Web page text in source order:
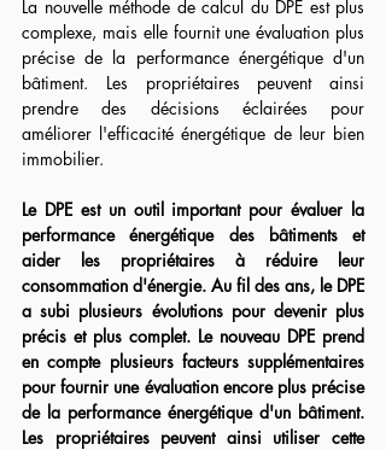
La nouvelle méthode de calcul du DPE est plus
complexe, mais elle fournit une évaluation plus
précise de la performance énergétique d'un
bâtiment. Les propriétaires peuvent ainsi
prendre des décisions éclairées pour
améliorer l'efficacité énergétique de leur bien
immobilier.
Le DPE est un outil important pour évaluer la
performance énergétique des bâtiments et
aider les propriétaires à réduire leur
consommation d'énergie. Au fil des ans, le DPE
a subi plusieurs évolutions pour devenir plus
précis et plus complet. Le nouveau DPE prend
en compte plusieurs facteurs supplémentaires
pour fournir une évaluation encore plus précise
de la performance énergétique d'un bâtiment.
Les propriétaires peuvent ainsi utiliser cette